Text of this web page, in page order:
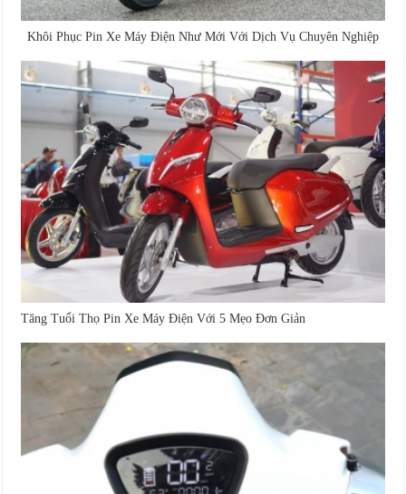
Khôi Phục Pin Xe Máy Điện Như Mới Với Dịch Vụ Chuyên Nghiệp
Tăng Tuổi Thọ Pin Xe Máy Điện Với 5 Mẹo Đơn Giản